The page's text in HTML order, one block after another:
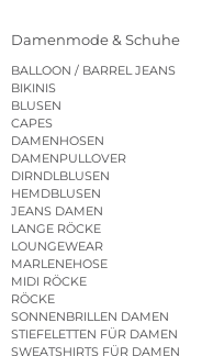
Damenmode & Schuhe
BALLOON / BARREL JEANS
BIKINIS
BLUSEN
CAPES
DAMENHOSEN
DAMENPULLOVER
DIRNDLBLUSEN
HEMDBLUSEN
JEANS DAMEN
LANGE RÖCKE
LOUNGEWEAR
MARLENEHOSE
MIDI RÖCKE
RÖCKE
SONNENBRILLEN DAMEN
STIEFELETTEN FÜR DAMEN
SWEATSHIRTS FÜR DAMEN